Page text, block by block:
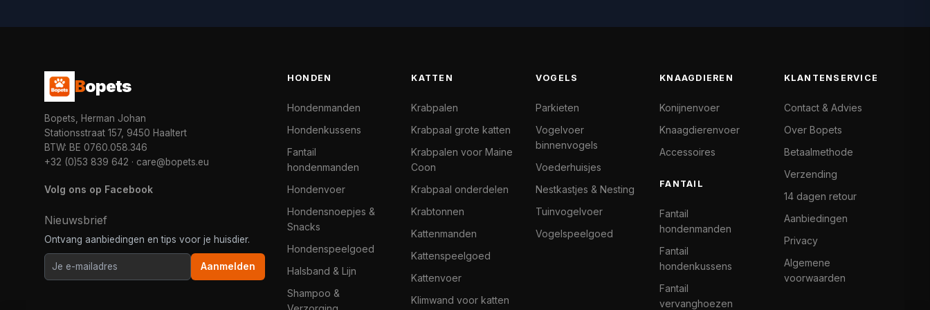
Bopets
Bopets, Herman Johan
Stationsstraat 157, 9450 Haaltert
BTW: BE 0760.058.346
+32 (0)53 839 642 · care@bopets.eu
Volg ons op Facebook
Nieuwsbrief
Ontvang aanbiedingen en tips voor je huisdier.
Aanmelden
HONDEN
Hondenmanden
Hondenkussens
Fantail
hondenmanden
Hondenvoer
Hondensnoepjes &
Snacks
Hondenspeelgoed
Halsband & Lijn
Shampoo &
KATTEN
Krabpalen
Krabpaal grote katten
Krabpalen voor Maine
Coon
Krabpaal onderdelen
Krabtonnen
Kattenmanden
Kattenspeelgoed
Kattenvoer
Klimwand voor katten
VOGELS
Parkieten
Vogelvoer
binnenvogels
Voederhuisjes
Nestkastjes & Nesting
Tuinvogelvoer
Vogelspeelgoed
KNAAGDIEREN
Konijnenvoer
Knaagdierenvoer
Accessoires
FANTAIL
Fantail
hondenmanden
Fantail
hondenkussens
Fantail
vervanghoezen
KLANTENSERVICE
Contact & Advies
Over Bopets
Betaalmethode
Verzending
14 dagen retour
Aanbiedingen
Privacy
Algemene
voorwaarden